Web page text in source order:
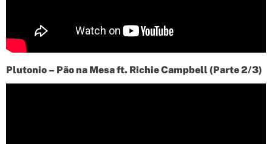
Plutonio – Pão na Mesa ft. Richie Campbell (Parte 2/3)